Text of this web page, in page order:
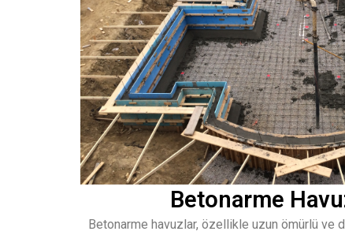
Betonarme
Betonarme havuzlar, özellikle uzun ömürlü ve